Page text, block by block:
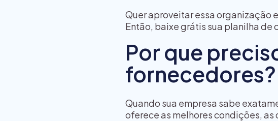
Quer aproveitar essa organização
Então, baixe grátis sua planilha
Por que
fornecedores?
Quando sua empresa sabe
oferece as melhores condições,